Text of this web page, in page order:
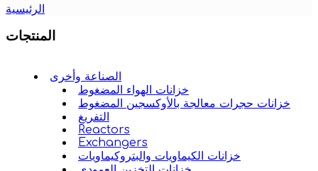
الرئيسية
المنتجات
الصناعة وأخرى
خزانات الهواء المضغوط
خزانات حجرات معالجة بالأوكسجين المضغوط
التفريغ
Reactors
Exchangers
خزانات الكيماويات والبتروكيماويات